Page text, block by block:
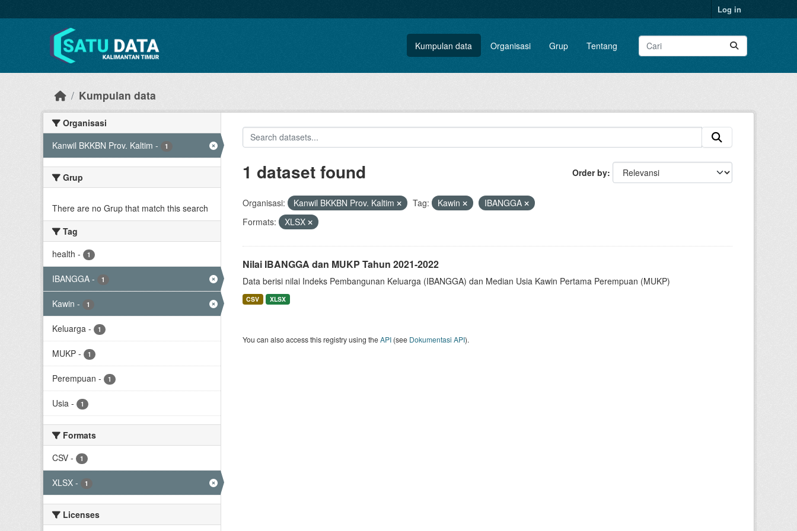
Log in
Kumpulan data Organisasi Grup Tentang
Kumpulan data
Organisasi
Kanwil BKKBN Prov. Kaltim - 1
Grup
There are no Grup that match this search
Tag
health - 1
IBANGGA - 1
Kawin - 1
Keluarga - 1
MUKP - 1
Perempuan - 1
Usia - 1
Formats
CSV - 1
XLSX - 1
Licenses
Order by
1 dataset found
Organisasi: Kanwil BKKBN Prov. Kaltim Tag: Kawin
IBANGGA
Formats:
XLSX
Nilai IBANGGA dan MUKP Tahun 2021-2022
Data berisi nilai Indeks Pembangunan Keluarga (IBANGGA) dan Median Usia Kawin Pertama Perempuan (MUKP)
CSV XLSX
You can also access this registry using theAPI(see Dokumentasi API).